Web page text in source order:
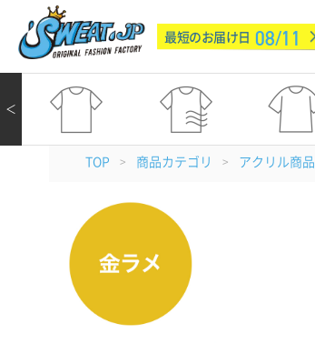
最短のお届け日 08/11
＜
TOP > 商品カテゴリ > アクリル商品